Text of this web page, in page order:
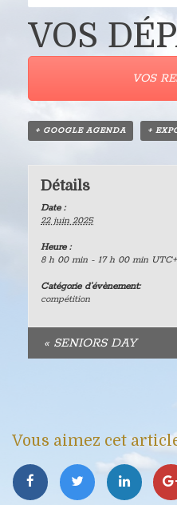
VOS
VOS
+ GOOGLE AGENDA +
Détails
Date :
22 juin 2025
Heure :
8 h 00 min - 17 h 00 min
Catégorie d’évènement:
compétition
«SENIORS DAY
Vous aimez cet